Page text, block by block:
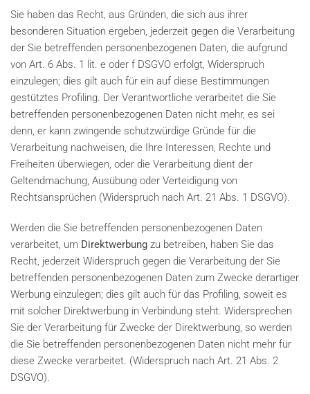
Sie haben das Recht, aus Gründen, die sich aus ihrer
besonderen Situation ergeben, jederzeit gegen die Verarbeitung
der Sie betreffenden personenbezogenen Daten, die aufgrund
von Art. 6 Abs. 1 lit. e oder f DSGVO erfolgt, Widerspruch
einzulegen; dies gilt auch für ein auf diese Bestimmungen
gestütztes Profiling. Der Verantwortliche verarbeitet die Sie
betreffenden personenbezogenen Daten nicht mehr, es sei
denn, er kann zwingende schutzwürdige Gründe für die
Verarbeitung nachweisen, die Ihre Interessen, Rechte und
Freiheiten überwiegen, oder die Verarbeitung dient der
Geltendmachung, Ausübung oder Verteidigung von
Rechtsansprüchen (Widerspruch nach Art. 21 Abs. 1 DSGVO).
Werden die Sie betreffenden personenbezogenen Daten
verarbeitet, um Direktwerbung zu betreiben, haben Sie das
Recht, jederzeit Widerspruch gegen die Verarbeitung der Sie
betreffenden personenbezogenen Daten zum Zwecke derartiger
Werbung einzulegen; dies gilt auch für das Profiling, soweit es
mit solcher Direktwerbung in Verbindung steht. Widersprechen
Sie der Verarbeitung für Zwecke der Direktwerbung, so werden
die Sie betreffenden personenbezogenen Daten nicht mehr für
diese Zwecke verarbeitet. (Widerspruch nach Art. 21 Abs. 2
DSGVO).